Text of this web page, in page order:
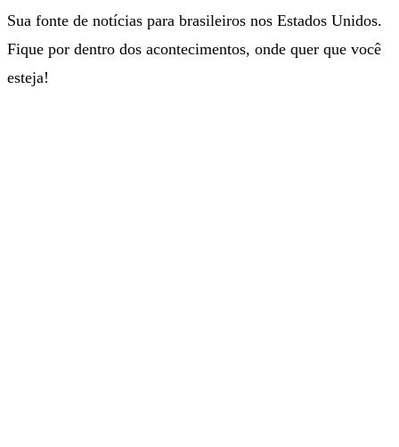
Sua fonte de notícias para brasileiros nos Estados Unidos.
Fique por dentro dos acontecimentos, onde quer que você
esteja!